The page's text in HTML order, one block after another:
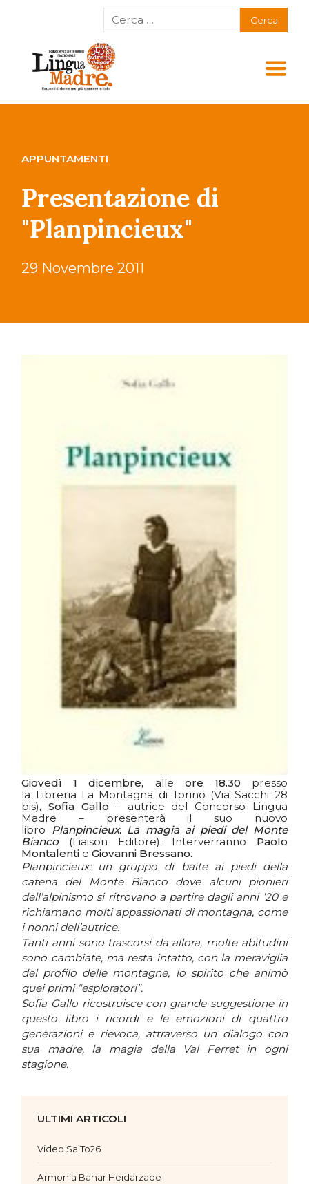
APPUNTAMENTI
Presentazione di
"Planpincieux"
29 Novembre 2011
Giovedì 1 dicembre, alle ore 18.30 presso
la Libreria La Montagna di Torino (Via Sacchi 28
bis), Sofia Gallo– autrice del Concorso Lingua
Madre – presenterà il suo nuovo
libro
Planpincieux. La magia ai piedi del Monte
Bianco (Liaison Editore). Interverranno Paolo
Montalenti eGiovanni Bressano.
Planpincieux: un gruppo di baite ai piedi della
catena del Monte Bianco dove alcuni pionieri
dell’alpinismo si ritrovano a partire dagli anni ’20 e
richiamano molti appassionati di montagna, come
i nonni dell’autrice.
Tanti anni sono trascorsi da allora, molte abitudini
sono cambiate, ma resta intatto, con la meraviglia
del profilo delle montagne, lo spirito che animò
quei primi “esploratori”.
Sofia Gallo ricostruisce con grande suggestione in
questo libro i ricordi e le emozioni di quattro
generazioni e rievoca, attraverso un dialogo con
sua madre, la magia della Val Ferret in ogni
stagione.
ULTIMI ARTICOLI
Video SalTo26
Armonia Bahar Heidarzade